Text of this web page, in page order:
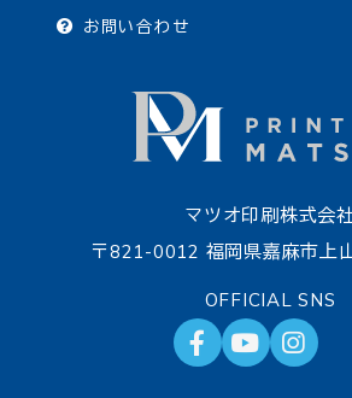
マツオ印刷株式会
〒821-0012 福岡県嘉麻市上
OFFICIAL SNS
お問い合わせ